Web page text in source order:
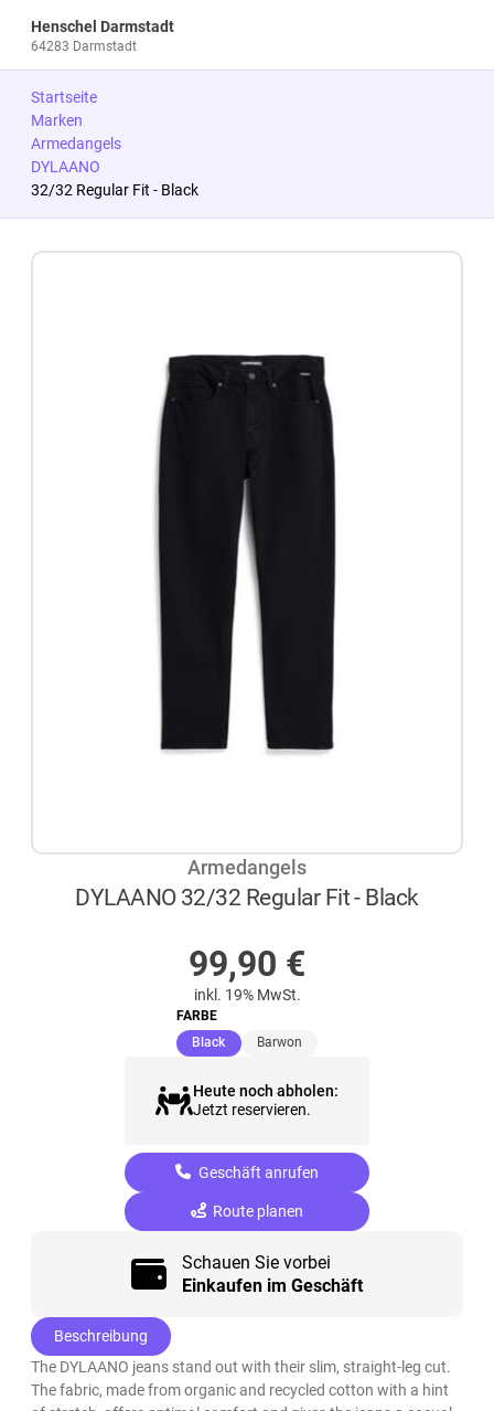
Henschel Darmstadt
64283 Darmstadt
Startseite
Marken
Armedangels
DYLAANO
32/32 Regular Fit - Black
Armedangels
DYLAANO 32/32 Regular Fit - Black
99,90 €
inkl. 19% MwSt.
FARBE
Black(ausgewählt)
Barwon
Heute noch abholen:
Jetzt reservieren.
Geschäft anrufen
Route planen
Schauen Sie vorbei
Einkaufen im Geschäft
Beschreibung
The DYLAANO jeans stand out with their slim, straight-leg cut.
The fabric, made from organic and recycled cotton with a hint